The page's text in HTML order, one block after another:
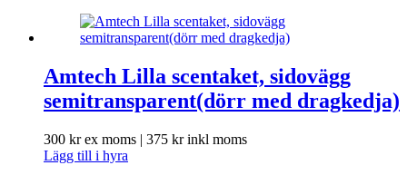
Amtech Lilla scentaket, sidovägg
semitransparent(dörr med dragkedja)
300 krex moms | 375 krinkl moms
Lägg till i hyra